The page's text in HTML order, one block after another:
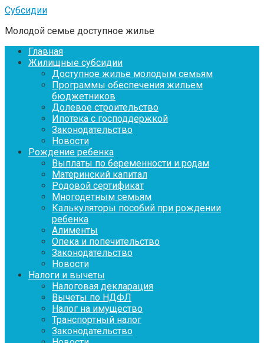
Перейти
контенту
Субсидии
Молодой семье доступное жилье
Главная
Жилищные субсидии
Доступное жилье молодым семьям
Программы обеспечения жильем
бюджетников
Долевое строительство
Ипотека с господдержкой
Законодательство
Новости
Рождение ребенка
Выплаты по беременности и родам
Материнский капитал
Родовой сертификат
Многодетным семьям
Калькуляторы пособий при рождении
ребенка
Алименты
Опека и попечительство
Законодательство
Новости
Налоги и вычеты
Налоговая декларация
Вычеты по НДФЛ
Налог на имущество
Транспортный налог
Законодательство